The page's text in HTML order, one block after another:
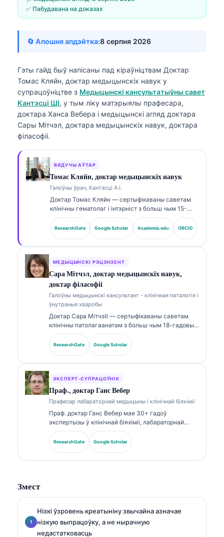
✅ Пабудавана на доказах
🔄 Апошня апдэйтка:8 серпня 2026
Гэты гайд быў напісаны пад кіраўніцтвам Доктар
Томас Кляйн, доктар медыцынскіх навук у
супрацоўніцтве з Медыцынскі кансультатыўны савет
Кантэсці ШІ, у тым ліку матэрыялы прафесара,
доктара Ханса Вебера і медыцынскі агляд доктара
Сары Мітчэл, доктара медыцынскіх навук, доктара
філасофіі.
ВЯДУЧЫ АЎТАР
Томас Кляйн, доктар медыцынскіх навук
Галоўны ўрач, Кантэсці А.І.
Доктар Томас Кляйн — сертыфікаваны саветам
клінічны гематолаг і інтэрніст з больш чым 15-
гадовым досвідом у лабараторнай медицині та
клінічным аналізе з використанням ШІ. Як галоўны
медыцынскі дырэктар у Kantesti AI, ён
Доктар Кляйн шырока публікуецца па
інтэрпрэтацыі біямаркераў і лабараторнай
дыягностыцы па тэмах лабараторнай медыцыны.
ResearchGate Google Scholar Academia.edu ORCID
МЕДЫЦЫНСКІ РЭЦЭНЗЕНТ
Сара Мітчэл, доктар медыцынскіх навук,
доктар філасофіі
Галоўны медыцынскі кансультант - клінічная паталогія і
ўнутраныя хваробы
Доктар Сара Мітчэll — сертыфікаваны саветам
клінічны патолагаанатам з больш чым 18-гадовым
досведам у лабараторнай медыцыне і
дыягнастычным аналізе. Яна мае
спецыялізаваныя сертыфікаты па клінічнай біяхіміі
ResearchGate Google Scholar
ЭКСПЕРТ-СУПРАЦОЎНІК
Праф., доктар Ганс Вебер
Прафесар лабараторнай медыцыны і клінічнай біяхіміі
Праф. доктар Ганс Вебер мае 30+ гадоў
экспертызы ў клінічнай біяхіміі, лабараторнай
медыцыне і даследаваннях біямаркераў. Былы
прэзідэнт Нямецкага таварыства клінічнай хіміі,
ён спецыялізуецца на аналізе дыягнастычных
ResearchGate Google Scholar
Змест
Нізкі ўзровень креатыніну звычайна азначае
нізкую выпрацоўку, а не нырачную
недастатковасць